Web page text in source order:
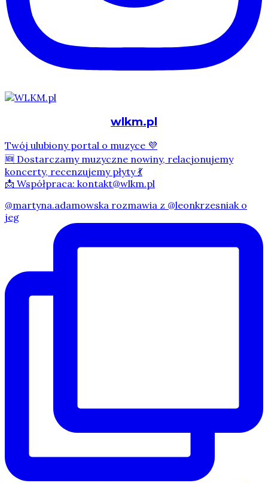
wlkm.pl
Twój ulubiony portal o muzyce 💜
🆕 Dostarczamy muzyczne nowiny, relacjonujemy
koncerty, recenzujemy płyty 💃
📩 Współpraca: kontakt@wlkm.pl
@martyna.adamowska rozmawia z @leonkrzesniak o
jeg